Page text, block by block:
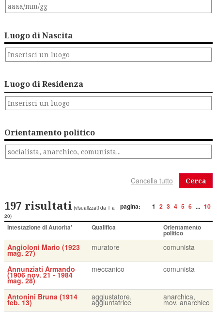
Luogo di Nascita
Luogo di Residenza
Orientamento politico
Cerca
pagina: 1 2 3 4 5 6 ... 10
197 risultati (visualizzati da 1 a
20)
Intestazione di Autorita' Qualifica Orientamento
politico
Angioloni Mario (1923
mag. 27)
muratore comunista
Annunziati Armando
(1906 nov. 21 - 1984
mag. 28)
meccanico comunista
Antonini Bruna (1914
feb. 13)
aggiustatore,
aggiuntatrice
anarchica,
mov. anarchico